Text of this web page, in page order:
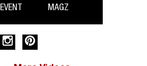
EVENT MAGZ